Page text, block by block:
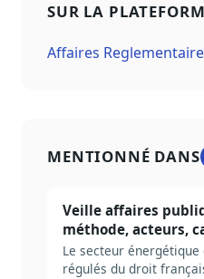
SUR LA
Affaires
MENTIONNÉ DANS
Veille affaires
méthode, acteurs,
Le secteur
régulés du droit